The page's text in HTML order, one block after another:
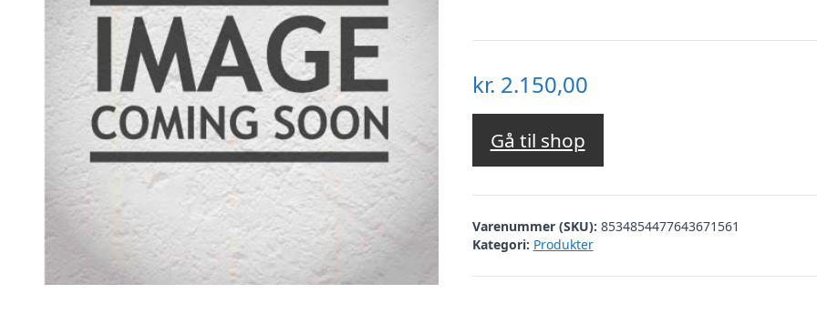
kr. 2.150,00
Gå til shop
Varenummer (SKU): 8534854477643671561
Kategori: Produkter